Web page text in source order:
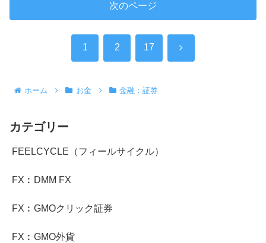
次のページ
1 2 17 次
ホーム お金 金融：証券
カテゴリー
FEELCYCLE（フィールサイクル）
FX︰DMM FX
FX︰GMOクリック証券
FX︰GMO外貨